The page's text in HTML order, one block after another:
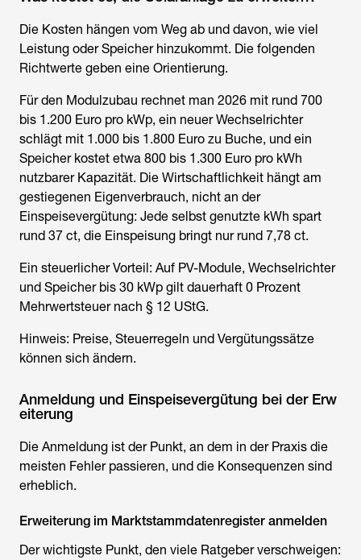
Die Kosten hängen vom Weg ab und davon, wie viel
Leistung oder Speicher hinzukommt. Die folgenden
Richtwerte geben eine Orientierung.
Für den Modulzubau rechnet man 2026 mit rund 700
bis 1.200 Euro pro kWp, ein neuer Wechselrichter
schlägt mit 1.000 bis 1.800 Euro zu Buche, und ein
Speicher kostet etwa 800 bis 1.300 Euro pro kWh
nutzbarer Kapazität. Die Wirtschaftlichkeit hängt am
gestiegenen Eigenverbrauch, nicht an der
Einspeisevergütung: Jede selbst genutzte kWh spart
rund 37 ct, die Einspeisung bringt nur rund 7,78 ct.
Ein steuerlicher Vorteil: Auf PV-Module, Wechselrichter
und Speicher bis 30 kWp gilt dauerhaft 0 Prozent
Mehrwertsteuer nach § 12 UStG.
Hinweis: Preise, Steuerregeln und Vergütungssätze
können sich ändern.
Anmeldung und Einspeisevergütung bei der Erw
eiterung
Die Anmeldung ist der Punkt, an dem in der Praxis die
meisten Fehler passieren, und die Konsequenzen sind
erheblich.
Erweiterung im Marktstammdatenregister anmelden
Der wichtigste Punkt, den viele Ratgeber verschweigen: